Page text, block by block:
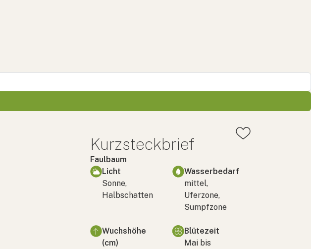
Kurzsteckbrief
Faulbaum
Licht
Sonne,
Halbschatten
Wasserbedarf
mittel,
Uferzone,
Sumpfzone
Wuchshöhe
(cm)
Blütezeit
Mai bis